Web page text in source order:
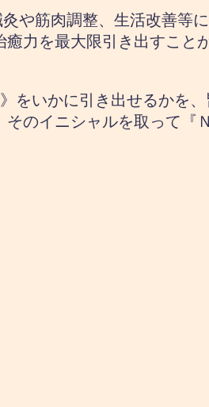
や筋肉調整、生活改善等
力を最大限引き出すこと
をいかに引き出せるかを
のイニシャルを取って『